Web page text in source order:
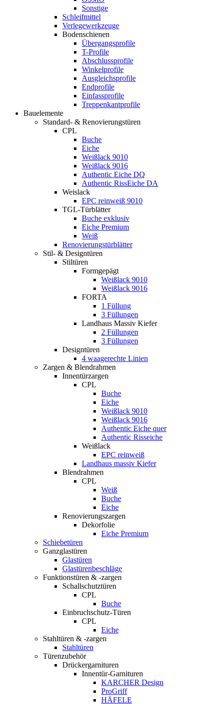
Sonstige
Schleifmittel
Verlegewerkzeuge
Bodenschienen
Übergangsprofile
T-Profile
Abschlussprofile
Winkelprofile
Ausgleichsprofile
Endprofile
Einfassprofile
Treppenkantprofile
Bauelemente
Standard- & Renovierungstüren
CPL
Buche
Eiche
Weißlack 9010
Weißlack 9016
Authentic Eiche DQ
Authentic RissEiche DA
Weislack
EPC reinweiß 9010
TGL-Türblätter
Buche exklusiv
Eiche Premium
Weiß
Renovierungstürblätter
Stil- & Designtüren
Stiltüren
Formgepägt
Weißlack 9010
Weißlack 9016
FORTA
1 Füllung
3 Füllungen
Landhaus Massiv Kiefer
2 Füllungen
3 Füllungen
Designtüren
4 waagerechte Linien
Zargen & Blendrahmen
Innentürzargen
CPL
Buche
Eiche
Weißlack 9010
Weißlack 9016
Authentic Eiche quer
Authentic Risseiche
Weißlack
EPC reinweiß
Landhaus massiv Kiefer
Blendrahmen
CPL
Weiß
Buche
Eiche
Renovierungszargen
Dekorfolie
Eiche Premium
Schiebetüren
Ganzglastüren
Glastüren
Glastürenbeschläge
Funktionstüren & -zargen
Schallschutztüren
CPL
Buche
Einbruchschutz-Türen
CPL
Eiche
Stahltüren & -zargen
Stahltüren
Türenzubehör
Drückergarnituren
Innentür-Garnituren
KARCHER Design
ProGriff
HÄFELE